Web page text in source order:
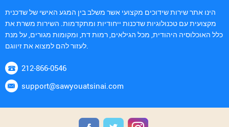
הינו אתר שירות שידוכים מקצועי אשר משלב בין המגע האישי של שדכנית
מקצועית עם טכנולוגיות שדכנות ייחודיות ומתקדמות. השירות משרת את
כלל האוכלוסיה היהודית, מכל הגילאים, רמות דת, ומקומות מגורים, על מנת
212-866-0546
support@sawyouatsinai.com